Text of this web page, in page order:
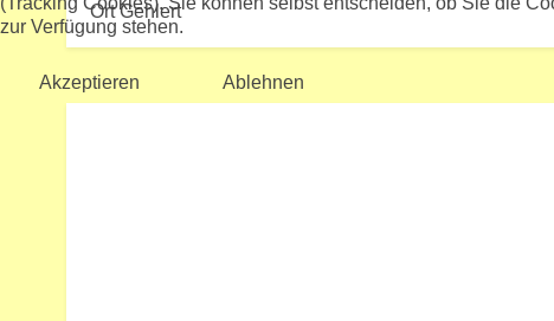
OrtGehlert
zur Verfügung stehen.
Akzeptieren
Ablehnen